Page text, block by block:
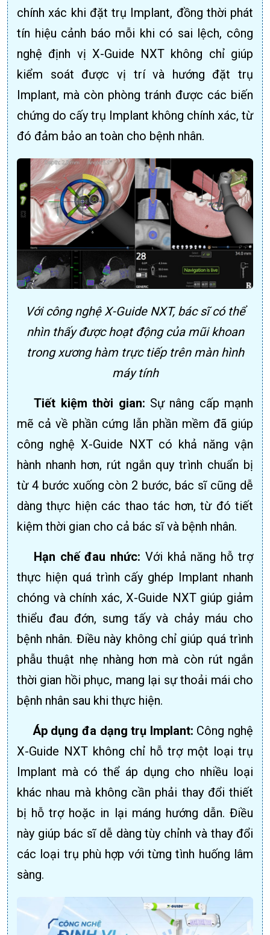
chính xác khi đặt trụ Implant, đồng thời phát
tín hiệu cảnh báo mỗi khi có sai lệch, công
nghệ định vị X-Guide NXT không chỉ giúp
kiểm soát được vị trí và hướng đặt trụ
Implant, mà còn phòng tránh được các biến
chứng do cấy trụ Implant không chính xác, từ
đó đảm bảo an toàn cho bệnh nhân.
Với công nghệ X-Guide NXT, bác sĩ có thể
nhìn thấy được hoạt động của mũi khoan
trong xương hàm trực tiếp trên màn hình
máy tính
Tiết kiệm thời gian: Sự nâng cấp mạnh
mẽ cả về phần cứng lẫn phần mềm đã giúp
công nghệ X-Guide NXT có khả năng vận
hành nhanh hơn, rút ngắn quy trình chuẩn bị
từ 4 bước xuống còn 2 bước, bác sĩ cũng dễ
dàng thực hiện các thao tác hơn, từ đó tiết
kiệm thời gian cho cả bác sĩ và bệnh nhân.
Hạn chế đau nhức: Với khả năng hỗ trợ
thực hiện quá trình cấy ghép Implant nhanh
chóng và chính xác, X-Guide NXT giúp giảm
thiểu đau đớn, sưng tấy và chảy máu cho
bệnh nhân. Điều này không chỉ giúp quá trình
phẫu thuật nhẹ nhàng hơn mà còn rút ngắn
thời gian hồi phục, mang lại sự thoải mái cho
bệnh nhân sau khi thực hiện.
Áp dụng đa dạng trụ Implant: Công nghệ
X-Guide NXT không chỉ hỗ trợ một loại trụ
Implant mà có thể áp dụng cho nhiều loại
khác nhau mà không cần phải thay đổi thiết
bị hỗ trợ hoặc in lại máng hướng dẫn. Điều
này giúp bác sĩ dễ dàng tùy chỉnh và thay đổi
các loại trụ phù hợp với từng tình huống lâm
sàng.